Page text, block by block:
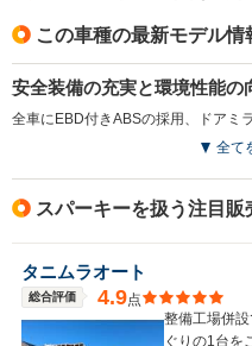
この車種の最新モデル情
安全装備の充実と環境性能の
全て
スパーキーを扱う注目販
タニムラオート
総合評価 4.9点
整備工場併
ぐりの1台を